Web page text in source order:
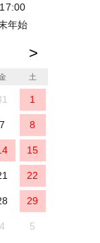
年始
土
1
7 8
15
22
29
4 5